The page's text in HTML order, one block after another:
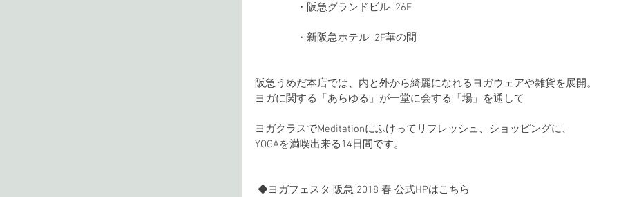
・阪急グランドビル  26F
・新阪急ホテル  2F華の間
阪急うめだ本店では、内と外から綺麗になれるヨガウェアや雑貨を展開。
ヨガに関する「あらゆる」が一堂に会する「場」を通して
ヨガクラスでMeditationにふけってリフレッシュ、ショッピングに、
YOGAを満喫出来る14日間です。
◆ヨガフェスタ 阪急 2018 春 公式HPはこちら